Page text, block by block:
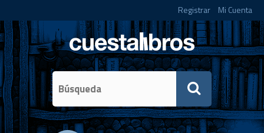
Registrar Mi Cuenta